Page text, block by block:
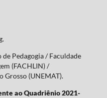
Pedagogia / Faculdade
(FACHLIN) /
Grosso (UNEMAT).
ao Quadriênio 2021-